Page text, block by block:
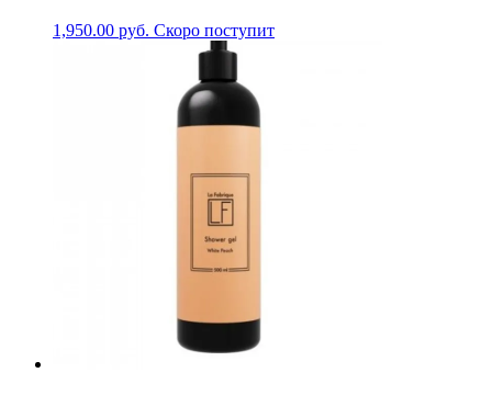
1,950.00 руб. Скоро поступит